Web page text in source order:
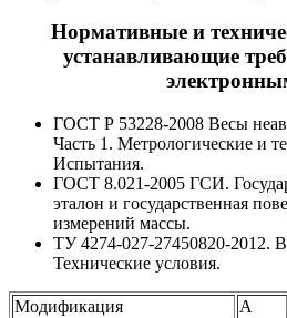
Нормативные и
устанавливающие
ГОСТ Р 53228-2008 Весы
Часть 1. Метрологические и
Испытания.
ГОСТ 8.021-2005 ГСИ.
эталон и государственная
измерений массы.
ТУ 4274-027-27450820-2012.
Технические условия.
Модификация A